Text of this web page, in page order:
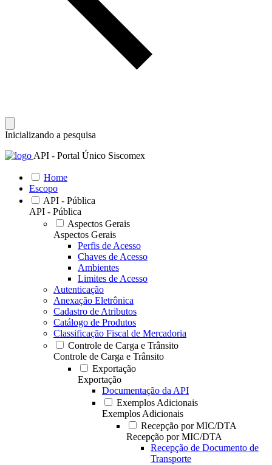
Inicializando a pesquisa
API - Portal Único Siscomex
Home
Escopo
API - Pública
API - Pública
Aspectos Gerais
Aspectos Gerais
Perfis de Acesso
Chaves de Acesso
Ambientes
Limites de Acesso
Autenticação
Anexação Eletrônica
Cadastro de Atributos
Catálogo de Produtos
Classificação Fiscal de Mercadoria
Controle de Carga e Trânsito
Controle de Carga e Trânsito
Exportação
Exportação
Documentação da API
Exemplos Adicionais
Exemplos Adicionais
Recepção por MIC/DTA
Recepção por MIC/DTA
Recepção de Documento de
Transporte